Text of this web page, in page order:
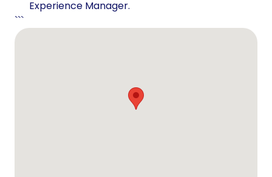
Experience Manager.
```